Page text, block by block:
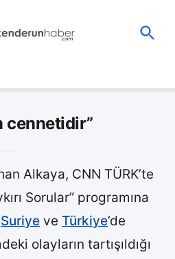
cennetidir”
Alkaya, CNN TÜRK’te
Sorular” programına
Suriye ve Türkiye’de
olayların tartışıldığı